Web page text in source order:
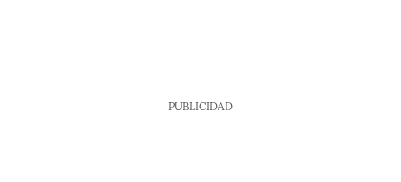
PUBLICIDAD